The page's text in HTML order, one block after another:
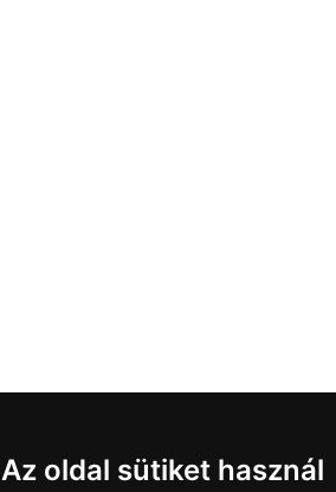
Az oldal sütiket használ